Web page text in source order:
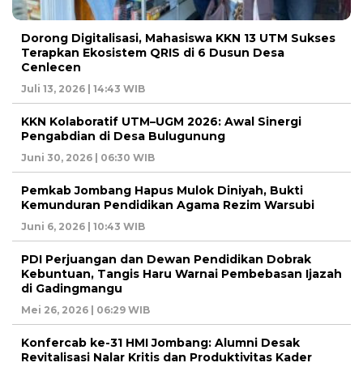
Dorong Digitalisasi, Mahasiswa KKN 13 UTM Sukses
Terapkan Ekosistem QRIS di 6 Dusun Desa
Cenlecen
Juli 13, 2026 | 14:43 WIB
KKN Kolaboratif UTM–UGM 2026: Awal Sinergi
Pengabdian di Desa Bulugunung
Juni 30, 2026 | 06:30 WIB
Pemkab Jombang Hapus Mulok Diniyah, Bukti
Kemunduran Pendidikan Agama Rezim Warsubi
Juni 6, 2026 | 10:43 WIB
PDI Perjuangan dan Dewan Pendidikan Dobrak
Kebuntuan, Tangis Haru Warnai Pembebasan Ijazah
di Gadingmangu
Mei 26, 2026 | 06:29 WIB
Konfercab ke-31 HMI Jombang: Alumni Desak
Revitalisasi Nalar Kritis dan Produktivitas Kader